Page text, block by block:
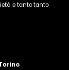
e tanto tanto